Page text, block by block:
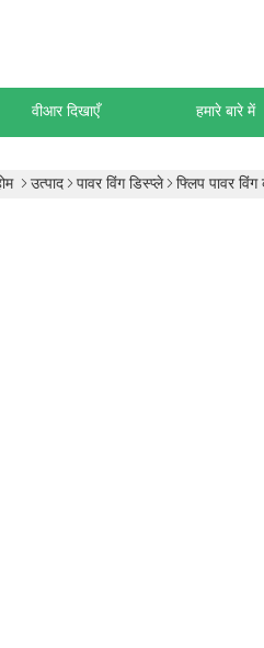
वीआर दिखाएँ हमारे बारे में
उत्पाद पावर विंग डिस्प्ले फ्लिप पावर